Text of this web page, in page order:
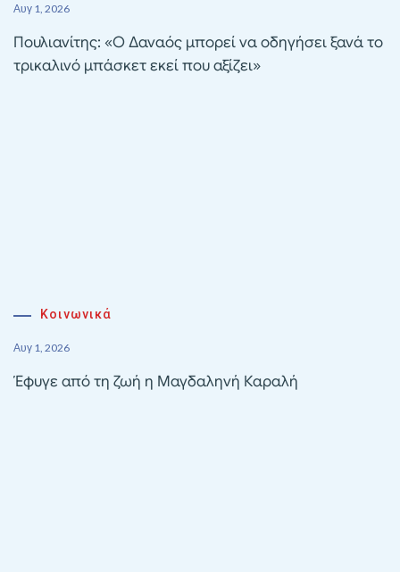
Αυγ 1, 2026
Πουλιανίτης: «Ο Δαναός μπορεί να οδηγήσει ξανά το
τρικαλινό μπάσκετ εκεί που αξίζει»
Κοινωνικά
Αυγ 1, 2026
Έφυγε από τη ζωή η Μαγδαληνή Καραλή